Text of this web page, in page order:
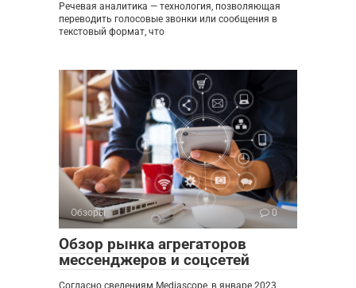
Речевая аналитика — технология, позволяющая
переводить голосовые звонки или сообщения в
текстовый формат, что
Обзоры 0
Обзор рынка агрегаторов
мессенджеров и соцсетей
Согласно сведениям Mediascope, в январе 2023